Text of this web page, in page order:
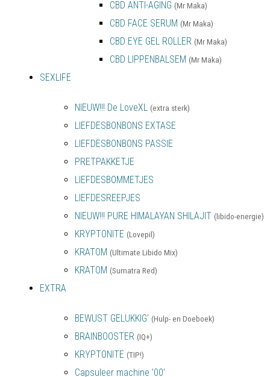
CBD ANTI-AGING (Mr Maka)
CBD FACE SERUM (Mr Maka)
CBD EYE GEL ROLLER (Mr Maka)
CBD LIPPENBALSEM (Mr Maka)
SEXLIFE
NIEUW!!! De LoveXL (extra sterk)
LIEFDESBONBONS EXTASE
LIEFDESBONBONS PASSIE
PRETPAKKETJE
LIEFDESBOMMETJES
LIEFDESREEPJES
NIEUW!!! PURE HIMALAYAN SHILAJIT (libido-energie)
KRYPTONITE (Lovepil)
KRATOM (Ultimate Libido Mix)
KRATOM (Sumatra Red)
EXTRA
BEWUST GELUKKIG’ (Hulp- en Doeboek)
BRAINBOOSTER (IQ+)
KRYPTONITE (TIP!)
Capsuleer machine ’00’